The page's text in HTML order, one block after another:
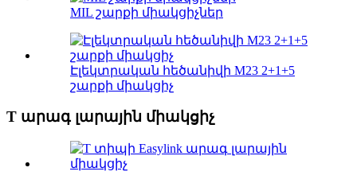
MIL շարքի միակցիչներ
Էլեկտրական հեծանիվի M23 2+1+5
շարքի միակցիչ
T արագ լարային միակցիչ